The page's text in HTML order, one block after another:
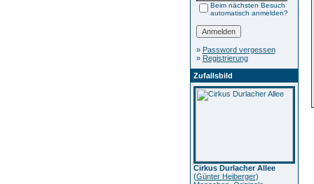
Beim nächsten Besuch
automatisch anmelden?
» Password vergessen
» Registrierung
Zufallsbild
Cirkus Durlacher Allee
(Günter Heiberger)